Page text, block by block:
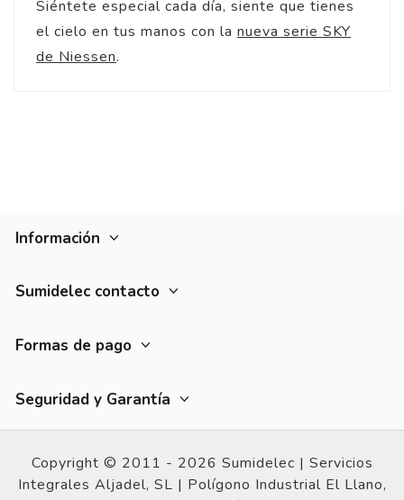
Siéntete especial cada día, siente que tienes
el cielo en tus manos con la nueva serie SKY
de Niessen.
Información
Sumidelec contacto
Formas de pago
Seguridad y Garantía
Copyright © 2011 - 2026 Sumidelec | Servicios
Integrales Aljadel, SL | Polígono Industrial El Llano,